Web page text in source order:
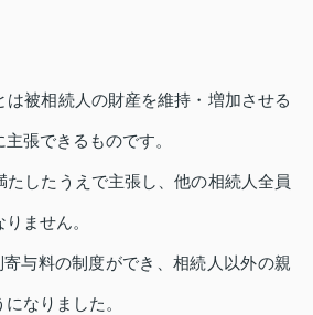
は被相続人の財産を維持・増加させる
張できるものです。
たしたうえで主張し、他の相続人全員
ません。
与料の制度ができ、相続人以外の親
なりました。